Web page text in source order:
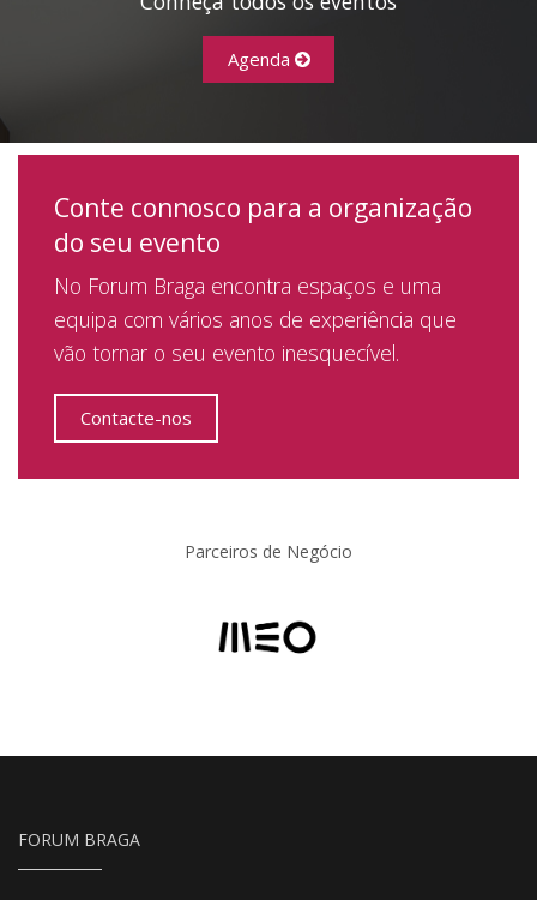
Agenda
Conte connosco para a organização
do seu evento
No Forum Braga encontra espaços e uma
equipa com vários anos de experiência que
vão tornar o seu evento inesquecível.
Contacte-nos
Parceiros de Negócio
FORUM BRAGA